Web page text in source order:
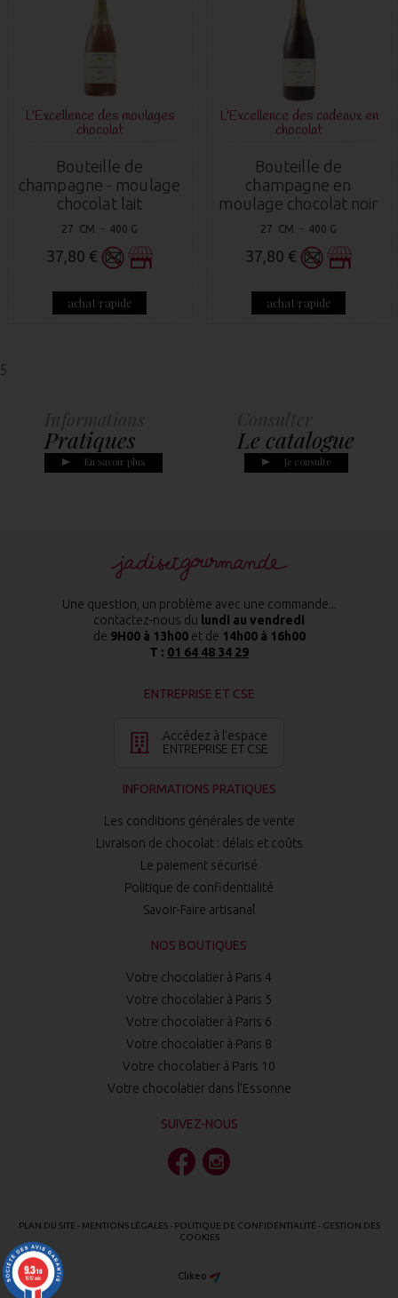
L'Excellence des moulages
chocolat
Bouteille de
champagne - moulage
chocolat lait
27 CM - 400 G
37,80 €
achat rapide
L'Excellence des cadeaux en
chocolat
Bouteille de
champagne en
moulage chocolat noir
27 CM - 400 G
37,80 €
achat rapide
5
Pratiques
En savoir plus
Le catalogue
Je consulte
Une question, un problème avec une commande...
contactez-nous du lundi au vendredi
de 9H00 à 13h00et de 14h00 à 16h00
T : 01 64 48 34 29
ENTREPRISE ET CSE
Accédez à l’espace
ENTREPRISE ET CSE
INFORMATIONS PRATIQUES
Les conditions générales de vente
Livraison de chocolat : délais et coûts
Le paiement sécurisé
Politique de confidentialité
Savoir-Faire artisanal
NOS BOUTIQUES
Votre chocolatier à Paris 4
Votre chocolatier à Paris 5
Votre chocolatier à Paris 6
Votre chocolatier à Paris 8
Votre chocolatier à Paris 10
Votre chocolatier dans l'Essonne
SUIVEZ-NOUS
PLAN DU SITE - MENTIONS LÉGALES- POLITIQUE DE CONFIDENTIALITÉ - GESTION DES
COOKIES
Clikeo
9.3/10
1612 avis